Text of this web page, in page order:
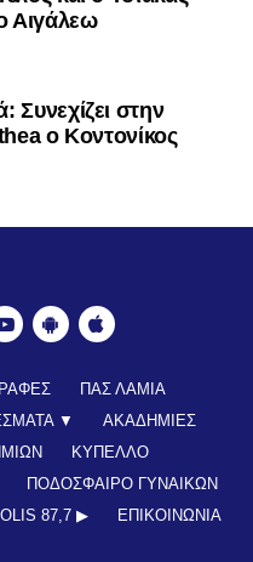
Αιγάλεω
Συνεχίζει στην
ο Κοντονίκος
ΠΑΣ ΛΑΜΙΑ
▼
ΑΚΑΔΗΜΙΕΣ
ΚΥΠΕΛΛΟ
ΠΟΔΟΣΦΑΙΡΟ ΓΥΝΑΙΚΩΝ
87,7 ▶︎ ΕΠΙΚΟΙΝΩΝΊΑ